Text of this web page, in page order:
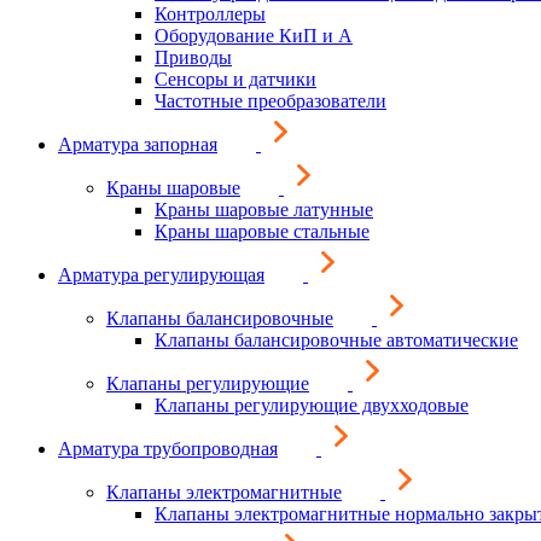
Контроллеры
Оборудование КиП и А
Приводы
Сенсоры и датчики
Частотные преобразователи
Арматура запорная
Краны шаровые
Краны шаровые латунные
Краны шаровые стальные
Арматура регулирующая
Клапаны балансировочные
Клапаны балансировочные автоматические
Клапаны регулирующие
Клапаны регулирующие двухходовые
Арматура трубопроводная
Клапаны электромагнитные
Клапаны электромагнитные нормально